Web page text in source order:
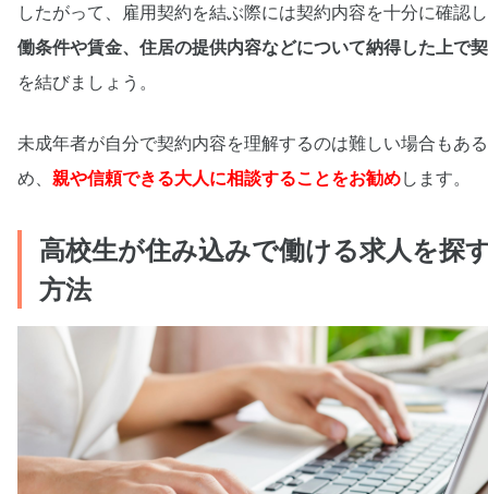
したがって、雇用契約を結ぶ際には契約内容を十分に確認し
働条件や賃金、住居の提供内容などについて納得した上で
を結びましょう。
未成年者が自分で契約内容を理解するのは難しい場合もあ
め、 親や信頼できる大人に相談することをお勧めします。
高校生が住み込みで働ける求人を探
方法